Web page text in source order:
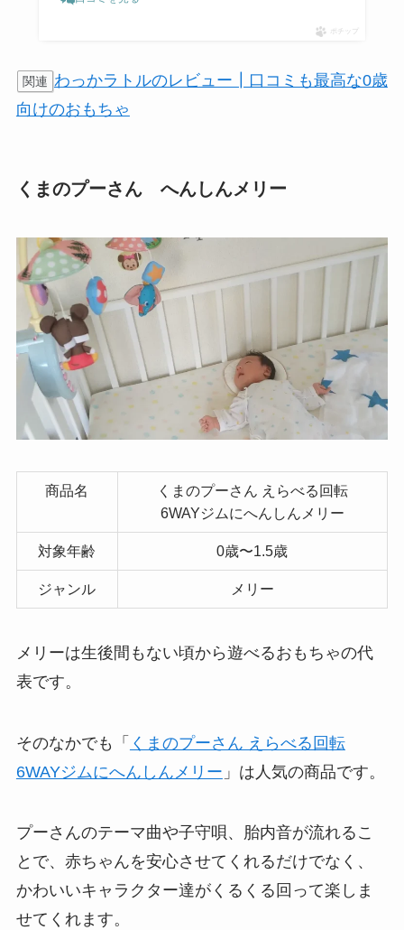
ポチップ
関連 わっかラトルのレビュー┃口コミも最高な0歳
向けのおもちゃ
くまのプーさん へんしんメリー
商品名
くまのプーさん えらべる回転
6WAYジムにへんしんメリー
対象年齢 0歳〜1.5歳
ジャンル メリー
メリーは生後間もない頃から遊べるおもちゃの代
表です。
そのなかでも「 くまのプーさん えらべる回転
6WAYジムにへんしんメリー 」は人気の商品です。
プーさんのテーマ曲や子守唄、胎内音が流れるこ
とで、赤ちゃんを安心させてくれるだけでなく、
かわいいキャラクター達がくるくる回って楽しま
せてくれます。